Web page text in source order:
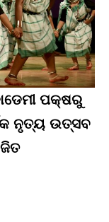
ପକ୍ଷରୁ
ନୃତ୍ୟ ଉତ୍ସବ